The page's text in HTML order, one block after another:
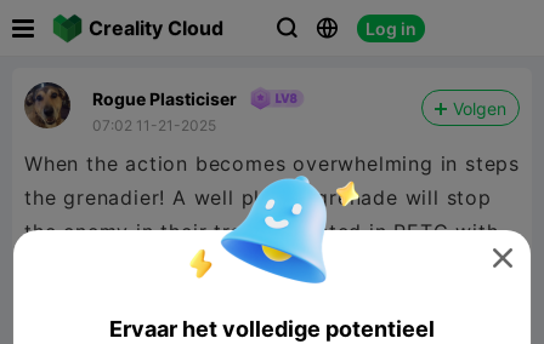
Creality Cloud   Log in
Rogue Plasticiser
07:02 11-21-2025
Volgen
When the action becomes overwhelming in steps
the grenadier! A well placed grenade will stop
the enemy in their tracks. Printed in PETG with
critical tree supports only , this model is sure to

Ervaar het volledige potentieel